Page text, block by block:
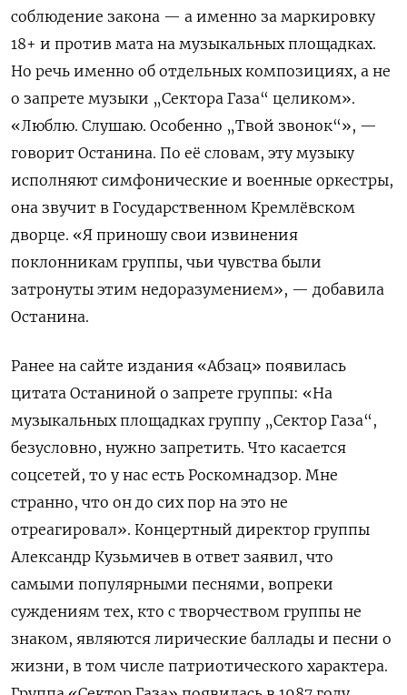
соблюдение закона — а именно за маркировку
18+ и против мата на музыкальных площадках.
Но речь именно об отдельных композициях, а не
о запрете музыки „Сектора Газа“ целиком».
«Люблю. Слушаю. Особенно „Твой звонок“», —
говорит Останина. По её словам, эту музыку
исполняют симфонические и военные оркестры,
она звучит в Государственном Кремлёвском
дворце. «Я приношу свои извинения
поклонникам группы, чьи чувства были
затронуты этим недоразумением», — добавила
Останина.
Ранее на сайте издания «Абзац» появилась
цитата Останиной о запрете группы: «На
музыкальных площадках группу „Сектор Газа“,
безусловно, нужно запретить. Что касается
соцсетей, то у нас есть Роскомнадзор. Мне
странно, что он до сих пор на это не
отреагировал». Концертный директор группы
Александр Кузьмичев в ответ заявил, что
самыми популярными песнями, вопреки
суждениям тех, кто с творчеством группы не
знаком, являются лирические баллады и песни о
жизни, в том числе патриотического характера.